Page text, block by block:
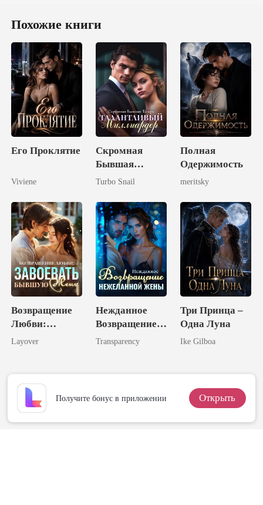
Похожие книги
Его Проклятие
Viviene
Скромная
Бывшая
Теперь
Миллиардер
Turbo Snail
Полная
Одержимость
meritsky
Возвращение
Любви:
Завоевать
Layover
Нежданное
Возвращение
Нежеланной
Transparency
Три Принца –
Одна Луна
Ike Gilboa
Получите бонус в приложении Открыть